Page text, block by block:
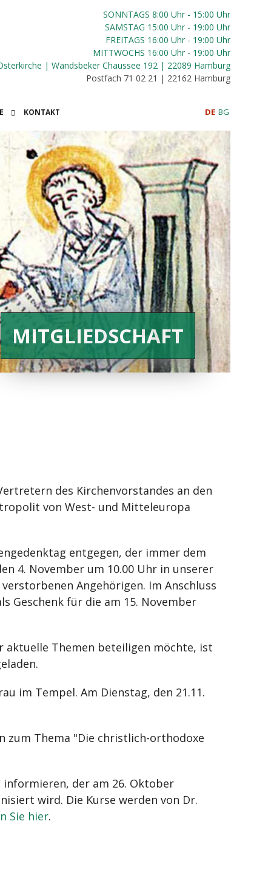
SONNTAGS 8:00 Uhr - 15:00 Uhr
SAMSTAG 15:00 Uhr - 19:00 Uhr
FREITAGS 16:00 Uhr- 19:00 Uhr
MITTWOCHS 16:00 Uhr- 19:00 Uhr
| Wandsbeker Chaussee 192 | 22089 Hamburg
Postfach 71 02 21 | 22162 Hamburg
KONTAKT DE BG
MITGLIEDSCHAFT
des Kirchenvorstandes an den
von West- und Mitteleuropa
entgegen, der immer dem
4. November um 10.00 Uhr in unserer
Angehörigen. Im Anschluss
Geschenk für die am 15. November
aktuelle Themen beteiligen möchte, ist
im Tempel. Am Dienstag, den 21.11.
zum Thema "Die christlich-orthodoxe
der am 26. Oktober
wird. Die Kurse werden von Dr.
Sie hier.